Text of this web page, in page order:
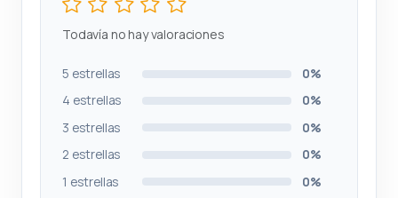
Todavía no hay valoraciones
5 estrellas
0%
4 estrellas
0%
3 estrellas
0%
2 estrellas
0%
1 estrellas
0%